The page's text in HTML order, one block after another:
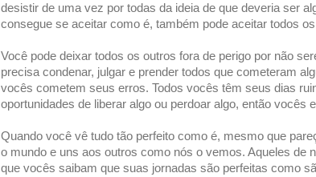
desistir de uma vez por todas da ideia de que deveria ser
consegue se aceitar como é, também pode aceitar todos
Você pode deixar todos os outros fora de perigo por não
precisa condenar, julgar e prender todos que cometeram
vocês cometem seus erros. Todos vocês têm seus dias
oportunidades de liberar algo ou perdoar algo, então vocês
Quando você vê tudo tão perfeito como é, mesmo que
o mundo e uns aos outros como nós o vemos. Aqueles de
que vocês saibam que suas jornadas são perfeitas como